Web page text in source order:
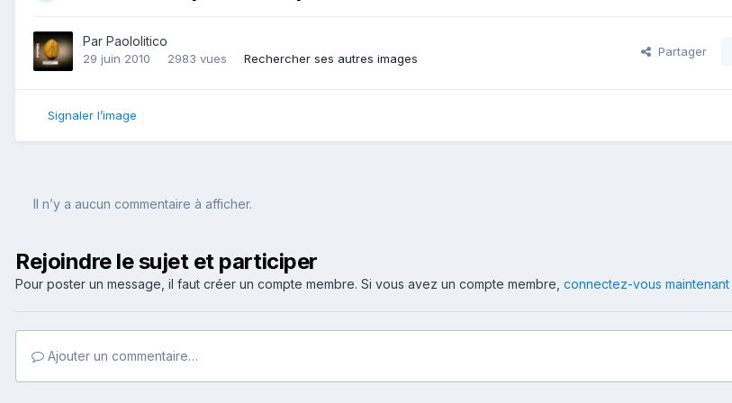
Par Paololitico
29 juin 2010 2983 vues Rechercher ses autres images
Partager
Signaler l’image
Il n’y a aucun commentaire à afficher.
Rejoindre le sujet et participer
Pour poster un message, il faut créer un compte membre. Si vous avez un compte membre, connectez-vous maintenant
Ajouter un commentaire…